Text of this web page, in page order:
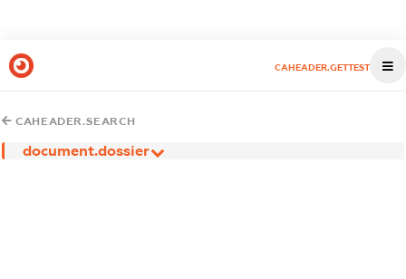
CAHEADER.GETTEST
CAHEADER.SEARCH
document.dossier